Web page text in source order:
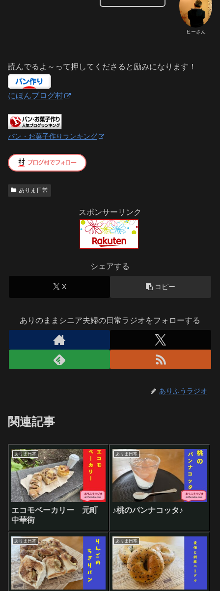
ヒーさん
読んでるよ～って押してくださると励みになります！
にほんブログ村
パン・お菓子作りランキング
ありま日常
スポンサーリンク
シェアする
X コピー
ありのままシニア夫婦の日常ラジオをフォローする
ありふうラジオ
関連記事
ありま日常
エコモベーカリー 元町
中華街
ありま日常
♪桃のパンナコッタ♪
ありま日常 ありま日常